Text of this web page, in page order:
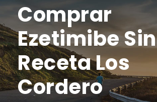
Comprar
Ezetimibe Sin
Receta Los
Cordero